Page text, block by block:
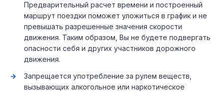
Предварительный расчет времени и построенный
маршрут поездки поможет уложиться в график и не
превышать разрешенные значения скорости
движения. Таким образом, Вы не будете подвергать
опасности себя и других участников дорожного
движения.
Запрещается употребление за рулем веществ,
вызывающих алкогольное или наркотическое